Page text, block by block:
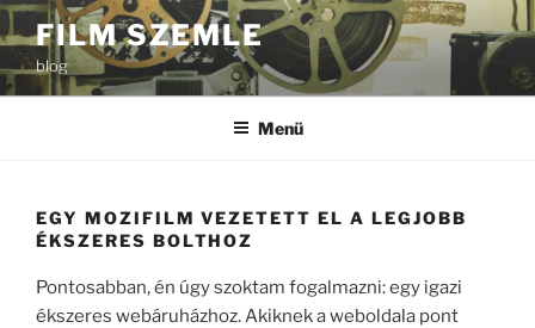
Tartalomhoz
FILM SZEMLE
blog
Menü
EGY MOZIFILM VEZETETT EL A LEGJOBB
ÉKSZERES BOLTHOZ
Pontosabban, én úgy szoktam fogalmazni: egy igazi
ékszeres webáruházhoz. Akiknek a weboldala pont